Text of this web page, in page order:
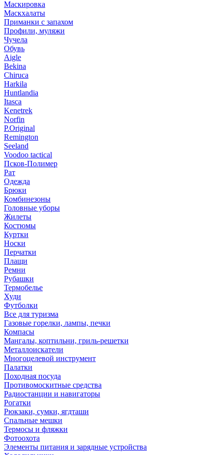
Маскировка
Маскхалаты
Приманки с запахом
Профили, муляжи
Чучела
Обувь
Aigle
Bekina
Chiruсa
Harkila
Huntlandia
Itasca
Kenetrek
Norfin
P.Original
Remington
Seeland
Voodoo tactical
Псков-Полимер
Рат
Одежда
Брюки
Комбинезоны
Головные уборы
Жилеты
Костюмы
Куртки
Носки
Перчатки
Плащи
Ремни
Рубашки
Термобелье
Худи
Футболки
Все для туризма
Газовые горелки, лампы, печки
Компасы
Мангалы, коптильни, гриль-решетки
Металлоискатели
Многоцелевой инструмент
Палатки
Походная посуда
Противомоскитные средства
Радиостанции и навигаторы
Рогатки
Рюкзаки, сумки, ягдташи
Спальные мешки
Термосы и фляжки
Фотоохота
Элементы питания и зарядные устройства